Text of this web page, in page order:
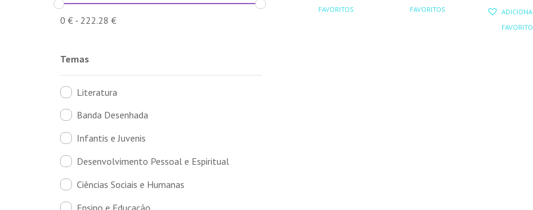
0 €- 222.28 €
Temas
Literatura
Banda Desenhada
Infantis e Juvenis
Desenvolvimento Pessoal e Espiritual
Ciências Sociais e Humanas
Ensino e Educação
FAVORITOS
FAVORITOS